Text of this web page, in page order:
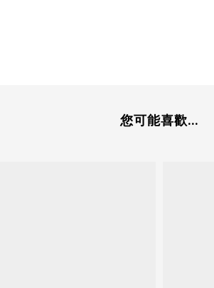
您可能喜歡...